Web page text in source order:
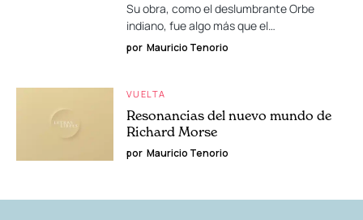
Su obra, como el deslumbrante Orbe
indiano, fue algo más que el…
por Mauricio Tenorio
VUELTA
Resonancias del nuevo mundo de
Richard Morse
por Mauricio Tenorio